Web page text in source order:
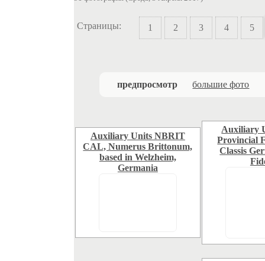
Страницы: 1 2 3 4 5
предпросмотр большие фото
Auxiliary Units NBRIT
CAL, Numerus Brittonum,
based in Welzheim,
Germania
Auxiliary
Provincial
Classis